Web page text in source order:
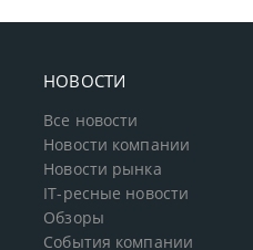
НОВОСТИ
Все новости
Новости компании
Новости рынка
IT-ресные новости
Обзоры
События компании